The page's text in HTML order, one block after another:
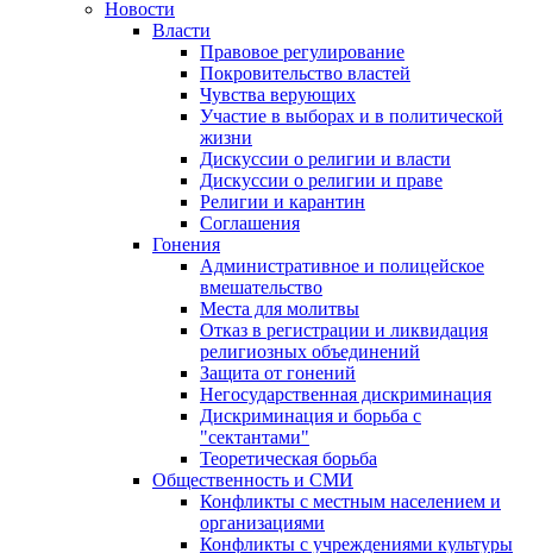
Новости
Власти
Правовое регулирование
Покровительство властей
Чувства верующих
Участие в выборах и в политической
жизни
Дискуссии о религии и власти
Дискуссии о религии и праве
Религии и карантин
Соглашения
Гонения
Административное и полицейское
вмешательство
Места для молитвы
Отказ в регистрации и ликвидация
религиозных объединений
Защита от гонений
Негосударственная дискриминация
Дискриминация и борьба с
"сектантами"
Теоретическая борьба
Общественность и СМИ
Конфликты с местным населением и
организациями
Конфликты с учреждениями культуры